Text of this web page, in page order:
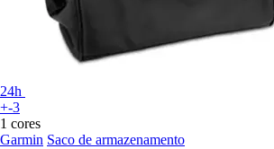
24h
+-3
1 cores
Garmin Saco de armazenamento